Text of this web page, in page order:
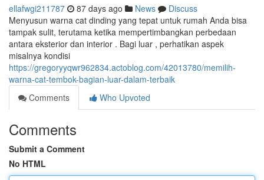
ellafwgi211787 87 days ago News
Discuss
Menyusun warna cat dinding yang tepat untuk rumah Anda bisa
tampak sulit, terutama ketika mempertimbangkan perbedaan
antara eksterior dan interior . Bagi luar , perhatikan aspek
misalnya kondisi
https://gregoryyqwr962834.actoblog.com/42013780/memilih-
warna-cat-tembok-bagian-luar-dalam-terbaik
Comments
Who Upvoted
Comments
Submit a Comment
No HTML